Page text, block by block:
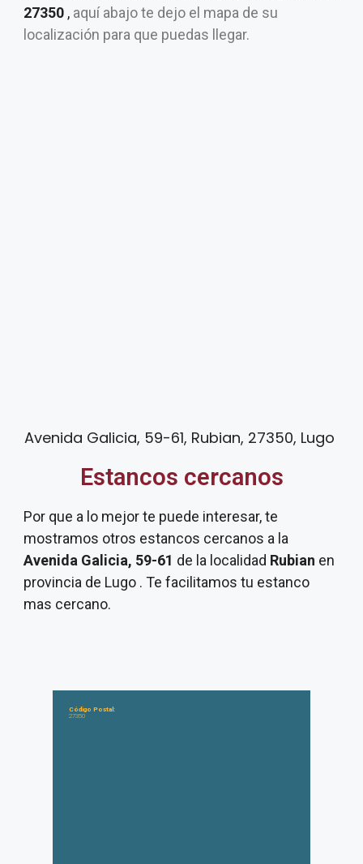
27350 , aquí abajo te dejo el mapa de su
localización para que puedas llegar.
Avenida Galicia, 59-61, Rubian, 27350, Lugo
Estancos cercanos
Por que a lo mejor te puede interesar, te
mostramos otros estancos cercanos a la
Avenida Galicia, 59-61 de la localidad Rubian en
provincia de Lugo . Te facilitamos tu estanco
mas cercano.
Código Postal:
27350